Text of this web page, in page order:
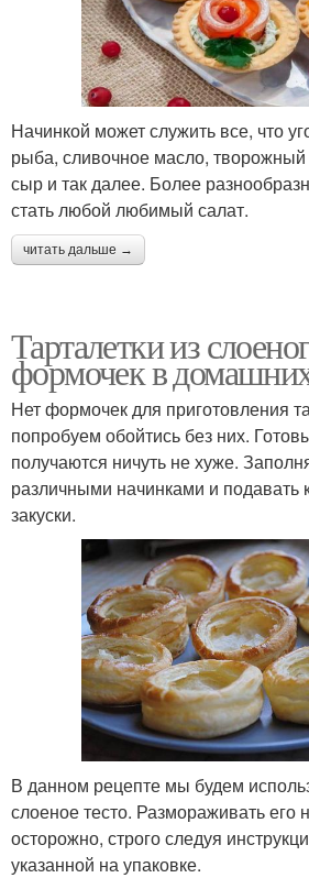
Начинкой может служить все, что
рыба, сливочное масло, творожный
сыр и так далее. Более
стать любой любимый салат.
читать дальше →
Тарталетки из
формочек в
Нет формочек для приготовления
попробуем обойтись без них.
получаются ничуть не хуже.
различными начинками и подавать
закуски.
В данном рецепте мы будем
слоеное тесто. Размораживать его
осторожно, строго следуя
указанной на упаковке.